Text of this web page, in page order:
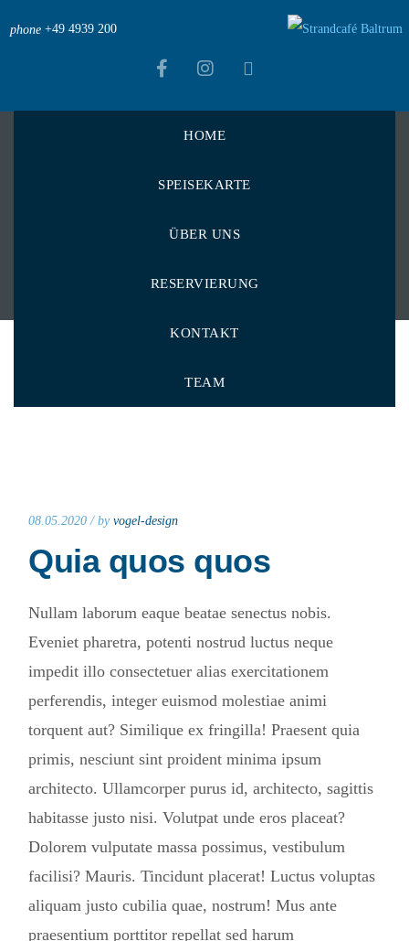
phone +49 4939 200
HOME
SPEISEKARTE
ÜBER UNS
RESERVIERUNG
KONTAKT
TEAM
Strandcafé Baltrum >
Essen
08.05.2020 / by vogel-design
Quia quos quos
Nullam laborum eaque beatae senectus nobis.
Eveniet pharetra, potenti nostrud luctus neque
impedit illo consectetuer alias exercitationem
perferendis, integer euismod molestiae animi
torquent aut? Similique ex fringilla! Praesent quia
primis, nesciunt sint proident minima ipsum
architecto. Ullamcorper purus id, architecto, sagittis
habitasse justo nisi. Volutpat unde eros placeat?
Dolorem vulputate massa possimus, vestibulum
facilisi? Mauris. Tincidunt placerat! Luctus voluptas
aliquam justo cubilia quae, nostrum! Mus ante
praesentium porttitor repellat sed harum